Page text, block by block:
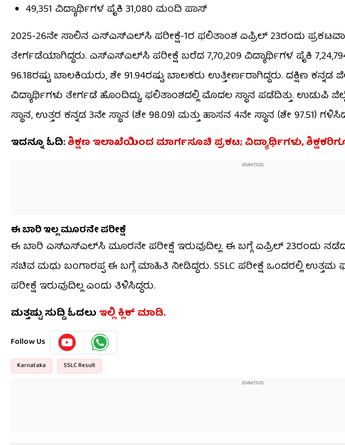
49,351 ವಿದ್ಯಾರ್ಥಿಗಳ ಪೈಕಿ 31,080 ಮಂದಿ ಪಾಸ್​
2025-26ನೇ ಸಾಲಿನ ಎಸ್​ಎಸ್​ಎಲ್​ಸಿ ಪರೀಕ್ಷೆ-1ರ ಫಲಿತಾಂಶ ಏಪ್ರಿಲ್ 23ರಂದು
ತೇರ್ಗಡೆಯಾಗಿದ್ದರು. ಎಸ್​ಎಸ್​ಎಲ್​ಸಿ ಪರೀಕ್ಷೆ ಬರೆದ 7,70,209 ವಿದ್ಯಾರ್ಥಿಗಳ ಪೈಕಿ
96.18ರಷ್ಟು ಬಾಲಕಿಯರು, ಶೇ 91.94ರಷ್ಟು ಬಾಲಕರು ಉತ್ತೀರ್ಣರಾಗಿದ್ದರು. ದಕ್ಷಿಣ ಕನ್ನಡ
ವಿದ್ಯಾರ್ಥಿಗಳು ತೇರ್ಗಡೆ ಹೊಂದಿದ್ದು, ಫಲಿತಾಂಶದಲ್ಲಿ ಮೊದಲ ಸ್ಥಾನ ಪಡೆದಿತ್ತು. ಉಡುಪಿ
ಸ್ಥಾನ, ಉತ್ತರ ಕನ್ನಡ 3ನೇ ಸ್ಥಾನ (ಶೇ 98.09) ಮತ್ತು ಹಾಸನ 4ನೇ ಸ್ಥಾನ (ಶೇ 97.51)
ಇದನ್ನೂ ಓದಿ:ಶಿಕ್ಷಣ ಇಲಾಖೆಯಿಂದ ಮಾರ್ಗಸೂಚಿ ಪ್ರಕಟ; ವಿದ್ಯಾರ್ಥಿಗಳು,
ಈ ಬಾರಿ ಇಲ್ಲ ಮೂರನೇ ಪರೀಕ್ಷೆ
ಈ ಬಾರಿ ಎಸ್ಎಸ್​ಎಲ್​​ಸಿ ಮೂರನೇ ಪರೀಕ್ಷೆ ಇರುವುದಿಲ್ಲ. ಈ ಬಗ್ಗೆ ಏಪ್ರಿಲ್ 23ರಂದು
ಸಚಿವ ಮಧು ಬಂಗಾರಪ್ಪ ಈ ಬಗ್ಗೆ ಮಾಹಿತಿ ನೀಡಿದ್ದರು. SSLC ಪರೀಕ್ಷೆ ಒಂದರಲ್ಲಿ
ಪರೀಕ್ಷೆ ಇರುವುದಿಲ್ಲ ಎಂದು ತಿಳಿಸಿದ್ದರು.
ಮತ್ತಷ್ಟು ಸುದ್ದಿ ಓದಲು ಇಲ್ಲಿ ಕ್ಲಿಕ್​​ ಮಾಡಿ.
Follow Us
Karnataka SSLC Result